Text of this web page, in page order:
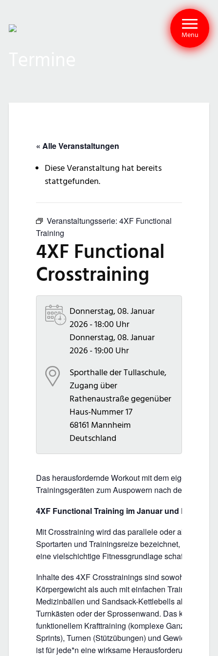
Menu
« Alle Veranstaltungen
Diese Veranstaltung hat bereits
stattgefunden.
Veranstaltungsserie: 4XF Functional
Training
4XF Functional
Crosstraining
Donnerstag, 08. Januar
2026 - 18:00 Uhr
Donnerstag, 08. Januar
2026 - 19:00 Uhr
Sporthalle der Tullaschule,
Zugang über
Rathenaustraße gegenüber
Haus-Nummer 17
68161 Mannheim
Deutschland
Das herausfordernde Workout mit dem eigenen
Trainingsgeräten zum Auspowern nach dem
4XF Functional Training im Januar und Februar
Mit Crosstraining wird das parallele oder
Sportarten und Trainingsreize bezeichnet, die sich
eine vielschichtige Fitnessgrundlage schaffen.
Inhalte des 4XF Crosstrainings sind sowohl
Körpergewicht als auch mit einfachen
Medizinbällen und Sandsack-Kettlebells aber auch
Turnkästen oder der Sprossenwand. Das
funktionellem Krafttraining (komplexe
Sprints), Turnen (Stützübungen) und
ist für jede*n eine wirksame Herausforderung. Jede